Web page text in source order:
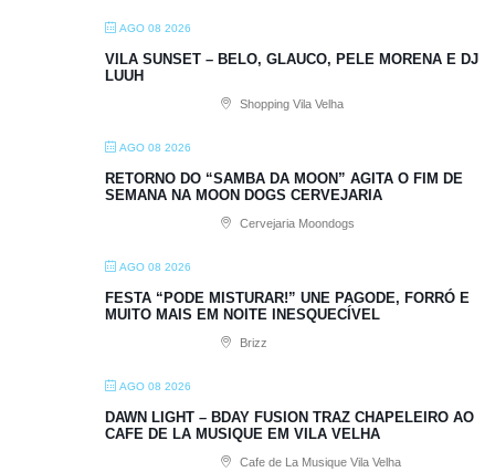
AGO 08 2026
VILA SUNSET – BELO, GLAUCO, PELE MORENA E DJ
LUUH
Shopping Vila Velha
AGO 08 2026
RETORNO DO “SAMBA DA MOON” AGITA O FIM DE
SEMANA NA MOON DOGS CERVEJARIA
Cervejaria Moondogs
AGO 08 2026
FESTA “PODE MISTURAR!” UNE PAGODE, FORRÓ E
MUITO MAIS EM NOITE INESQUECÍVEL
Brizz
AGO 08 2026
DAWN LIGHT – BDAY FUSION TRAZ CHAPELEIRO AO
CAFE DE LA MUSIQUE EM VILA VELHA
Cafe de La Musique Vila Velha